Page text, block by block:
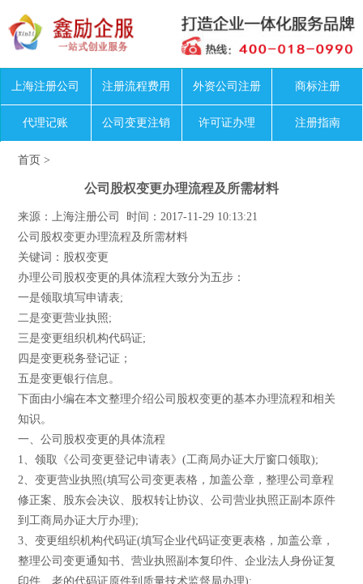
上海注册公司 注册流程费用 外资公司注册 商标注册
代理记账 公司变更注销 许可证办理 注册指南
首页 >
公司股权变更办理流程及所需材料
来源：上海注册公司 时间：2017-11-29 10:13:21
公司股权变更办理流程及所需材料
关键词：股权变更
办理公司股权变更的具体流程大致分为五步：
一是领取填写申请表;
二是变更营业执照;
三是变更组织机构代码证;
四是变更税务登记证；
五是变更银行信息。
下面由小编在本文整理介绍公司股权变更的基本办理流程和相关
知识。
一、公司股权变更的具体流程
1、领取《公司变更登记申请表》(工商局办证大厅窗口领取);
2、变更营业执照(填写公司变更表格，加盖公章，整理公司章程
修正案、股东会决议、股权转让协议、公司营业执照正副本原件
到工商局办证大厅办理);
3、变更组织机构代码证(填写企业代码证变更表格，加盖公章，
整理公司变更通知书、营业执照副本复印件、企业法人身份证复
印件、老的代码证原件到质量技术监督局办理);